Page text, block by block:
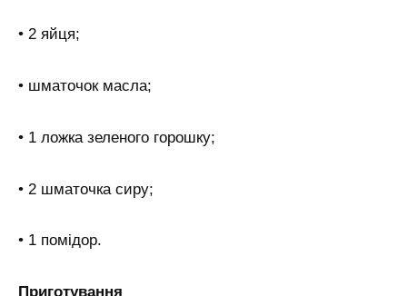
• 2 яйця;
• шматочок масла;
• 1 ложка зеленого горошку;
• 2 шматочка сиру;
• 1 помідор.
Приготування